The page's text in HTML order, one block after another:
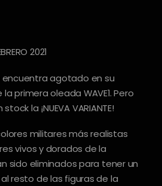
2021
agotado en su
primera oleada WAVE1. Pero
la ¡NUEVA VARIANTE!
militares más realistas
vivos y dorados de la
sido eliminados para tener un
resto de las figuras de la